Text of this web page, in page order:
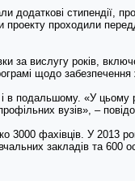
додаткові стипендії,
проходили
за вислугу років,
щодо забезпечення
в подальшому. «У цьому
вузів», –
фахівців. У 2013
закладів та 600